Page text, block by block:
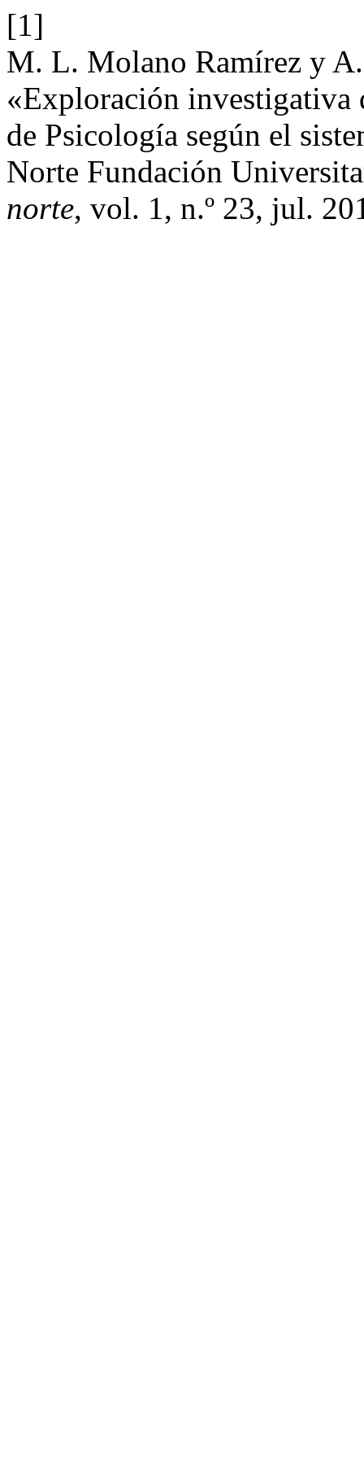
[1]
M. L. Molano Ramírez y
«Exploración investigativa
de Psicología según el
Norte Fundación
norte, vol. 1, n.º 23, jul.